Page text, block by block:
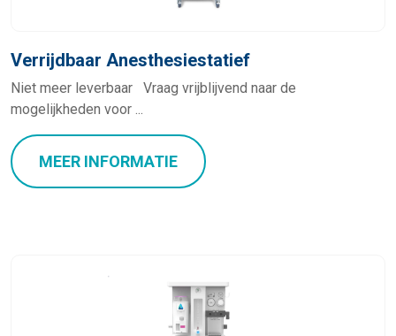
Verrijdbaar Anesthesiestatief
Niet meer leverbaar Vraag vrijblijvend naar de
mogelijkheden voor ...
MEER INFORMATIE